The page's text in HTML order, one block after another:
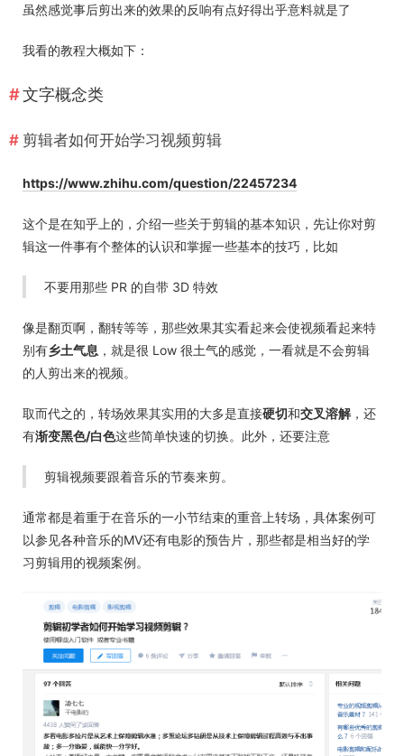
虽然感觉事后剪出来的效果的反响有点好得出乎意料就是了
我看的教程大概如下：
文字概念类
剪辑者如何开始学习视频剪辑
https://www.zhihu.com/question/22457234
这个是在知乎上的，介绍一些关于剪辑的基本知识，先让你对剪
辑这一件事有个整体的认识和掌握一些基本的技巧，比如
不要用那些 PR 的自带 3D 特效
像是翻页啊，翻转等等，那些效果其实看起来会使视频看起来特
别有乡土气息 ，就是很 Low 很土气的感觉，一看就是不会剪辑
的人剪出来的视频。
取而代之的，转场效果其实用的大多是直接硬切和交叉溶解，还
有渐变黑色/白色这些简单快速的切换。此外，还要注意
剪辑视频要跟着音乐的节奏来剪。
通常都是着重于在音乐的一小节结束的重音上转场，具体案例可
以参见各种音乐的MV还有电影的预告片，那些都是相当好的学
习剪辑用的视频案例。